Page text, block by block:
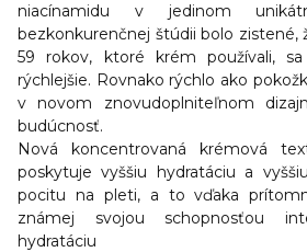
niacínamidu v jedinom
bezkonkurenčnej štúdii bolo zistené,
59 rokov, ktoré krém používali,
rýchlejšie. Rovnako rýchlo ako
v novom znovudoplniteľnom
budúcnosť.
Nová koncentrovaná krémová
poskytuje vyššiu hydratáciu a
pocitu na pleti, a to vďaka
známej svojou schopnosťou
hydratáciu